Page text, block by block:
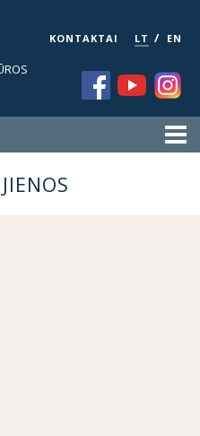
KONTAKTAI LT / EN